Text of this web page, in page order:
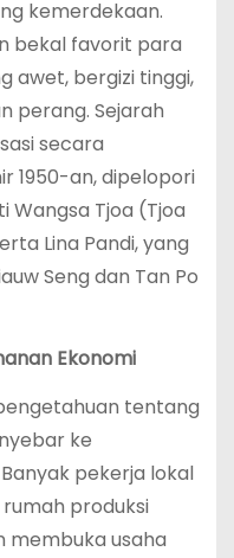
kemerdekaan.
bekal favorit para
awet, bergizi tinggi,
perang. Sejarah
secara
1950-an, dipelopori
Wangsa Tjoa (Tjoa
Lina Pandi, yang
Seng dan Tan Po
Ekonomi
tentang
ke
pekerja lokal
produksi
membuka usaha